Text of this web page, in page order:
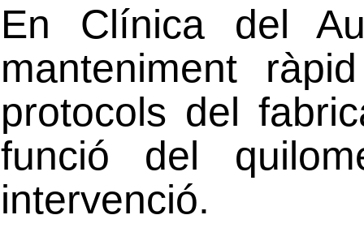
En Clínica del
manteniment
protocols del
funció del
intervenció.